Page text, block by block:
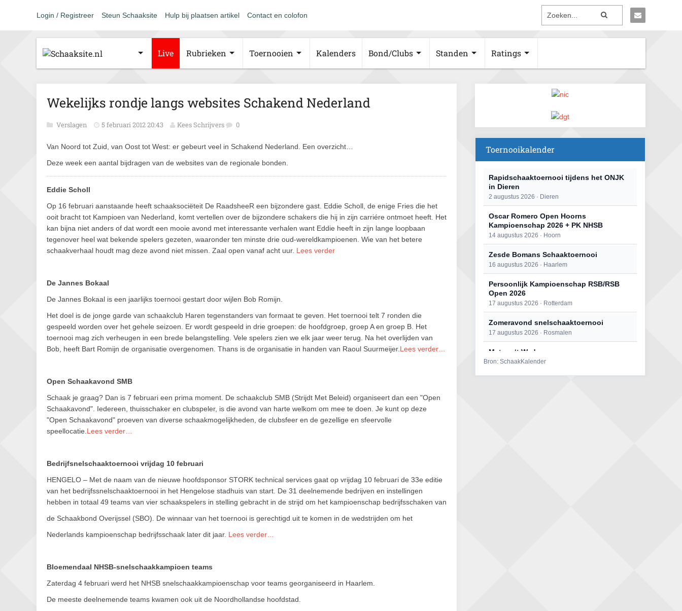
Login / Registreer Steun Schaaksite Hulp bij plaatsen artikel Contact en colofon
Live Rubrieken Toernooien Kalenders Bond/Clubs Standen Ratings
Wekelijks rondje langs websites Schakend Nederland
Verslagen 5 februari 2012 20:43 Kees Schrijvers 0
Van Noord tot Zuid, van Oost tot West: er gebeurt veel in Schakend Nederland. Een overzicht…
Deze week een aantal bijdragen van de websites van de regionale bonden.
Eddie Scholl
Op 16 februari aanstaande heeft schaaksociëteit De RaadsheeR een bijzondere gast. Eddie Scholl, de enige Fries die het
ooit bracht tot Kampioen van Nederland, komt vertellen over de bijzondere schakers die hij in zijn carriére ontmoet heeft. Het
kan bijna niet anders of dat wordt een mooie avond met interessante verhalen want Eddie heeft in zijn lange loopbaan
tegenover heel wat bekende spelers gezeten, waaronder ten minste drie oud-wereldkampioenen. Wie van het betere
schaakverhaal houdt mag deze avond niet missen. Zaal open vanaf acht uur. Lees verder
De Jannes Bokaal
De Jannes Bokaal is een jaarlijks toernooi gestart door wijlen Bob Romijn.
Het doel is de jonge garde van schaakclub Haren tegenstanders van formaat te geven. Het toernooi telt 7 ronden die
gespeeld worden over het gehele seizoen. Er wordt gespeeld in drie groepen: de hoofdgroep, groep A en groep B. Het
toernooi mag zich verheugen in een brede belangstelling. Vele spelers zien we elk jaar weer terug. Na het overlijden van
Bob, heeft Bart Romijn de organisatie overgenomen. Thans is de organisatie in handen van Raoul Suurmeijer. Lees verder…
Open Schaakavond SMB
Schaak je graag? Dan is 7 februari een prima moment. De schaakclub SMB (Strijdt Met Beleid) organiseert dan een "Open
Schaakavond". Iedereen, thuisschaker en clubspeler, is die avond van harte welkom om mee te doen. Je kunt op deze
"Open Schaakavond" proeven van diverse schaakmogelijkheden, de clubsfeer en de gezellige en sfeervolle
speellocatie. Lees verder…
Bedrijfsnelschaaktoernooi vrijdag 10 februari
HENGELO – Met de naam van de nieuwe hoofdsponsor STORK technical services gaat op vrijdag 10 februari de 33e editie
van het bedrijfssnelschaaktoernooi in het Hengelose stadhuis van start. De 31 deelnemende bedrijven en instellingen
hebben in totaal 49 teams van vier schaakspelers in stelling gebracht in de strijd om het kampioenschap bedrijfsschaken van
de Schaakbond Overijssel (SBO). De winnaar van het toernooi is gerechtigd uit te komen in de wedstrijden om het
Nederlands kampioenschap bedrijfsschaak later dit jaar. Lees verder…
Bloemendaal NHSB-snelschaakkampioen teams
Zaterdag 4 februari werd het NHSB snelschaakkampioenschap voor teams georganiseerd in Haarlem.
De meeste deelnemende teams kwamen ook uit de Noordhollandse hoofdstad.
Toernooikalender
Rapidschaaktoernooi tijdens het ONJK
in Dieren
2 augustus 2026 · Dieren
Oscar Romero Open Hoorns
Kampioenschap 2026 + PK NHSB
14 augustus 2026 · Hoorn
Zesde Bomans Schaaktoernooi
16 augustus 2026 · Haarlem
Persoonlijk Kampioenschap RSB/RSB
Open 2026
17 augustus 2026 · Rotterdam
Zomeravond snelschaaktoernooi
17 augustus 2026 · Rosmalen
Mat op ‘t Wad
22 augustus 2026 · Den Burg, Texel
Bron: SchaakKalender